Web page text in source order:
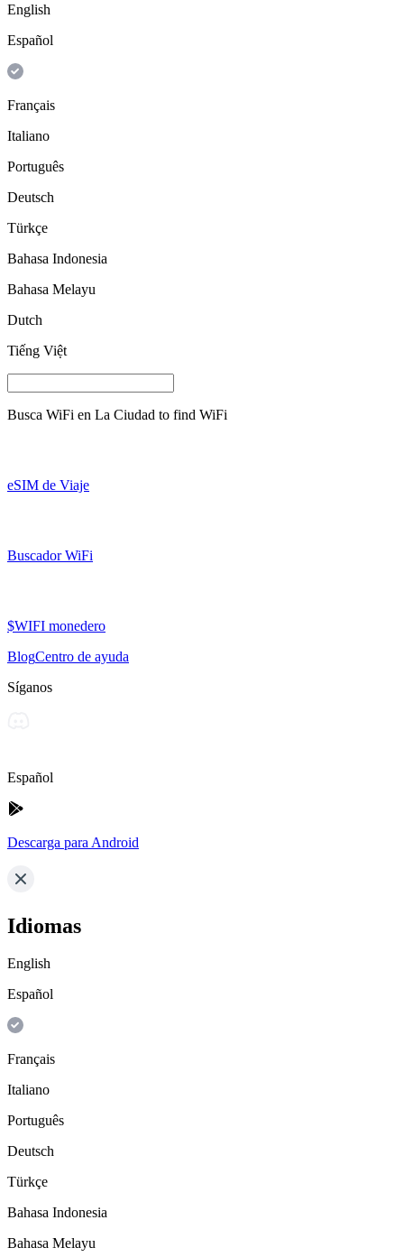
English
Español
Français
Italiano
Português
Deutsch
Türkçe
Bahasa Indonesia
Bahasa Melayu
Dutch
Tiếng Việt
Busca WiFi en La Ciudad to find WiFi
eSIM de Viaje
Buscador WiFi
$WIFI monedero
BlogCentro de ayuda
Síganos
Español
Descarga para Android
Idiomas
English
Español
Français
Italiano
Português
Deutsch
Türkçe
Bahasa Indonesia
Bahasa Melayu